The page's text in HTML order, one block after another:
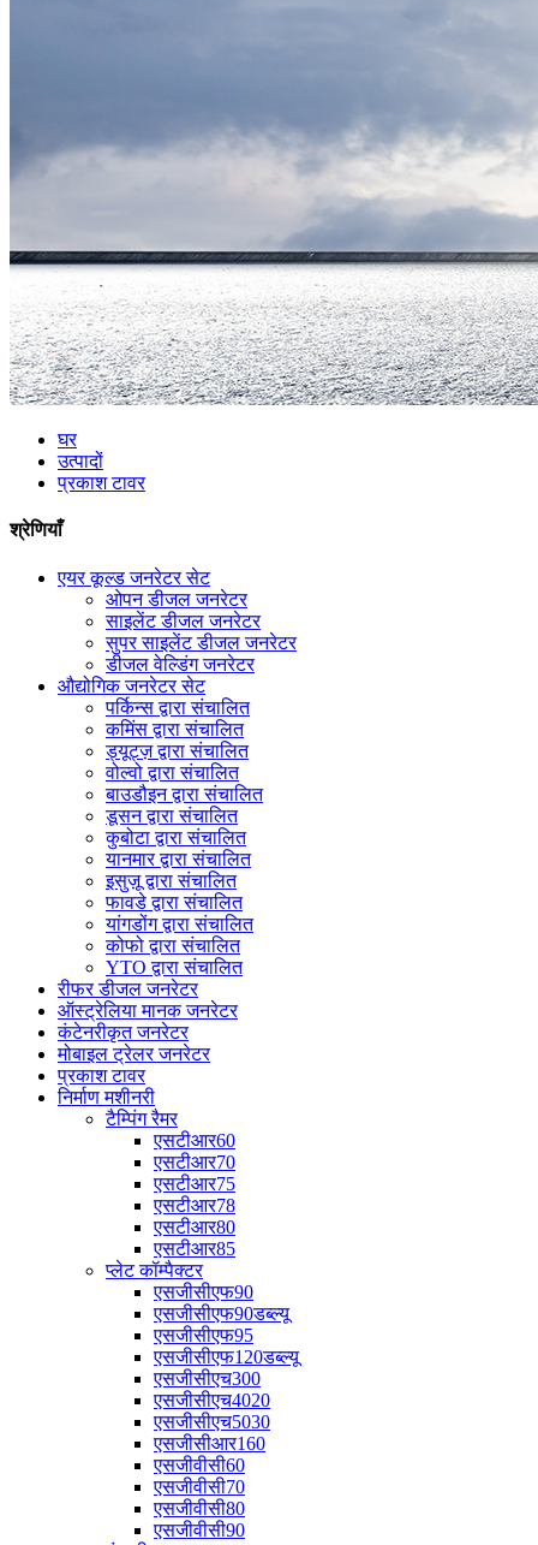
घर
उत्पादों
प्रकाश टावर
श्रेणियाँ
एयर कूल्ड जनरेटर सेट
ओपन डीजल जनरेटर
साइलेंट डीजल जनरेटर
सुपर साइलेंट डीजल जनरेटर
डीजल वेल्डिंग जनरेटर
औद्योगिक जनरेटर सेट
पर्किन्स द्वारा संचालित
कमिंस द्वारा संचालित
ड्यूट्ज़ द्वारा संचालित
वोल्वो द्वारा संचालित
बाउडौइन द्वारा संचालित
डूसन द्वारा संचालित
कुबोटा द्वारा संचालित
यानमार द्वारा संचालित
इसुज़ू द्वारा संचालित
फावडे द्वारा संचालित
यांगडोंग द्वारा संचालित
कोफो द्वारा संचालित
YTO द्वारा संचालित
रीफर डीजल जनरेटर
ऑस्ट्रेलिया मानक जनरेटर
कंटेनरीकृत जनरेटर
मोबाइल ट्रेलर जनरेटर
प्रकाश टावर
निर्माण मशीनरी
टैम्पिंग रैमर
एसटीआर60
एसटीआर70
एसटीआर75
एसटीआर78
एसटीआर80
एसटीआर85
प्लेट कॉम्पैक्टर
एसजीसीएफ90
एसजीसीएफ90डब्ल्यू
एसजीसीएफ95
एसजीसीएफ120डब्ल्यू
एसजीसीएच300
एसजीसीएच4020
एसजीसीएच5030
एसजीसीआर160
एसजीवीसी60
एसजीवीसी70
एसजीवीसी80
एसजीवीसी90